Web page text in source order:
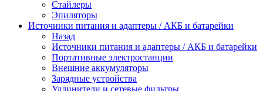
Стайлеры
Эпиляторы
Источники питания и адаптеры / АКБ и батарейки
Назад
Источники питания и адаптеры / АКБ и батарейки
Портативные электростанции
Внешние аккумуляторы
Зарядные устройства
Удлинители и сетевые фильтры